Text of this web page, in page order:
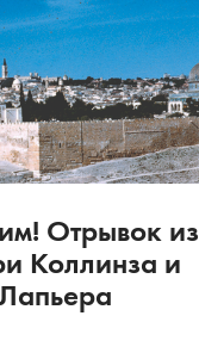
Отрывок из
Коллинза и